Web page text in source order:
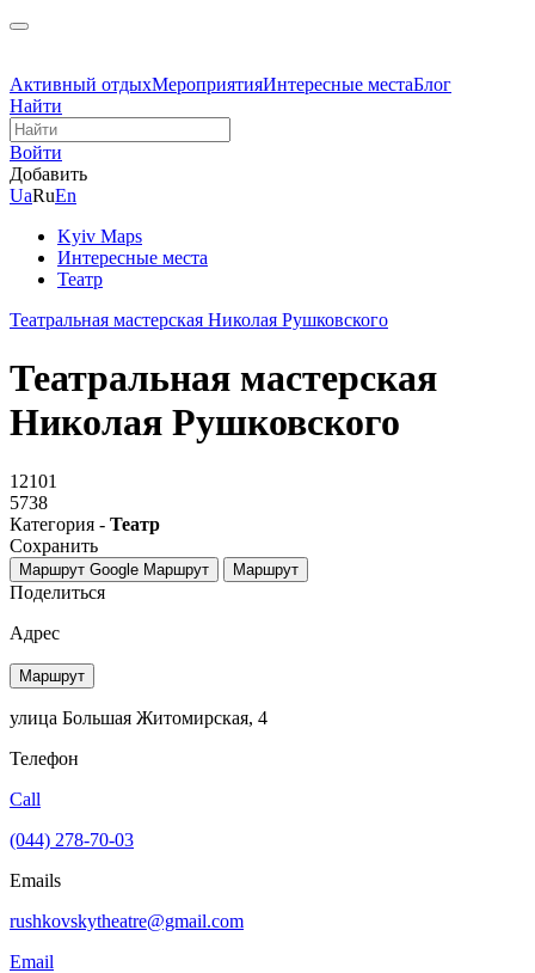
Активный отдыхМероприятияИнтересные местаБлог
Найти
Войти
Добавить
UaRuEn
Kyiv Maps
Интересные места
Театр
Театральная мастерская Николая Рушковского
Театральная мастерская
Николая Рушковского
12101
5738
Категория - Театр
Сохранить
Маршрут Google Маршрут Маршрут
Поделиться
Адрес
Маршрут
улица Большая Житомирская, 4
Телефон
Call
(044) 278-70-03
Emails
rushkovskytheatre@gmail.com
Email